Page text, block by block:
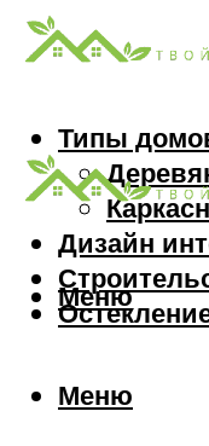
Типы
Дизайн
Меню
Меню